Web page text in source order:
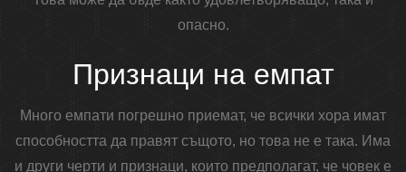
опасно.
Признаци на емпат
Много емпати погрешно приемат, че всички хора имат
способността да правят същото, но това не е така. Има
и други черти и признаци, които предполагат, че човек е